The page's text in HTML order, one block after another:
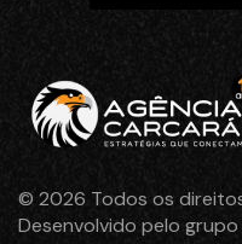
© 2026 Todos os
Desenvolvido pelo